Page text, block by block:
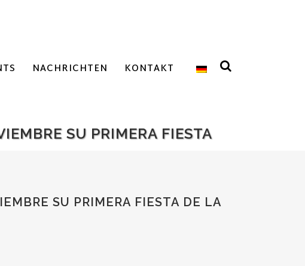
NACHRICHTEN KONTAKT
SU PRIMERA FIESTA
SU PRIMERA FIESTA DE LA